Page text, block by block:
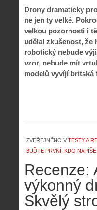
Drony dramaticky
ne jen ty velké.
velkou pozornosti i
udělal zkušenost, že
robotický nebude
vzor, nebude mít
modelů vyvíjí britská
ZVEŘEJNĚNO V TESTY A
BUĎTE PRVNÍ, KDO
Recenze:
výkonný
Skvělý